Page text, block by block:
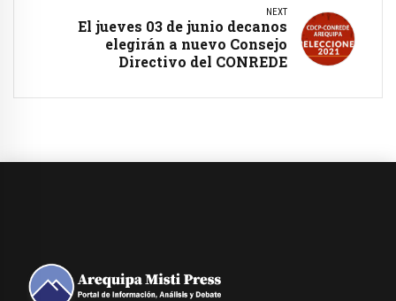
NEXT
El jueves 03 de junio decanos
elegirán a nuevo Consejo
Directivo del CONREDE